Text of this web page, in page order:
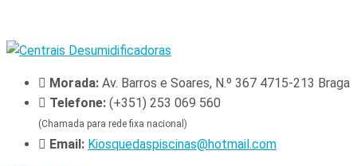
Morada: Av. Barros e Soares, N.º 367 4715-213 Braga
Telefone: (+351) 253 069 560
(Chamada para rede fixa nacional)
Email: Kiosquedaspiscinas@hotmail.com